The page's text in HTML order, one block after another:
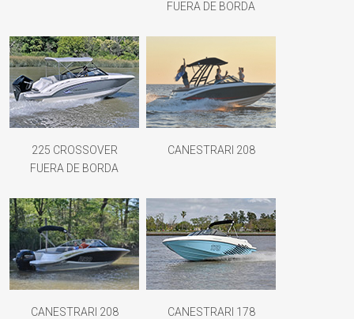
FUERA DE BORDA
225 CROSSOVER
FUERA DE BORDA
CANESTRARI 208
CANESTRARI 208
CANESTRARI 178